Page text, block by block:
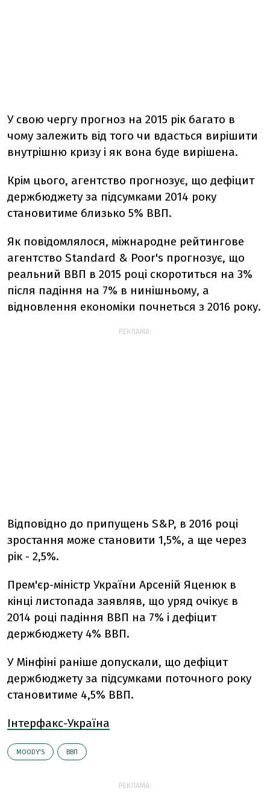
У свою чергу прогноз на 2015 рік багато в
чому залежить від того чи вдасться вирішити
внутрішню кризу і як вона буде вирішена.
Крім цього, агентство прогнозує, що дефіцит
держбюджету за підсумками 2014 року
становитиме близько 5% ВВП.
Як повідомлялося, міжнародне рейтингове
агентство Standard & Poor's прогнозує, що
реальний ВВП в 2015 році скоротиться на 3%
після падіння на 7% в нинішньому, а
відновлення економіки почнеться з 2016 року.
РЕКЛАМА:
Відповідно до припущень S&P, в 2016 році
зростання може становити 1,5%, а ще через
рік - 2,5%.
Прем'єр-міністр України Арсеній Яценюк в
кінці листопада заявляв, що уряд очікує в
2014 році падіння ВВП на 7% і дефіцит
держбюджету 4% ВВП.
У Мінфіні раніше допускали, що дефіцит
держбюджету за підсумками поточного року
становитиме 4,5% ВВП.
Інтерфакс-Україна
MOODY'S ВВП
РЕКЛАМА: